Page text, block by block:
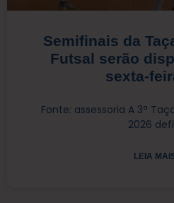
Semifinais da
Futsal serão
sexta-
Fonte: assessoria A 3ª
2026
LEIA